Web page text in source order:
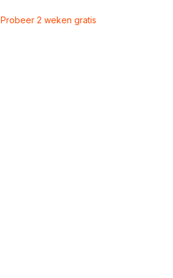
Probeer 2 weken gratis